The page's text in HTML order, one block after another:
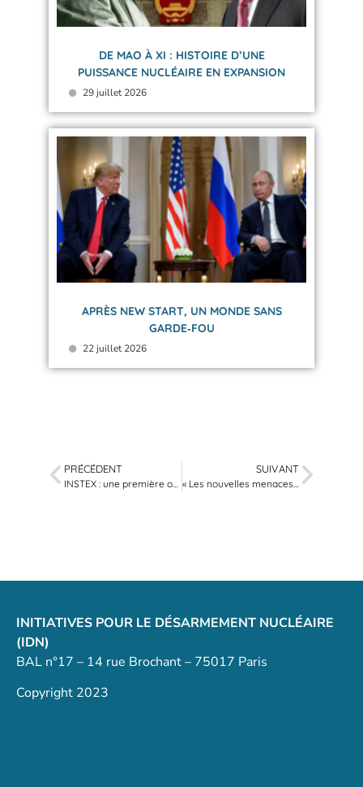
DE MAO À XI : HISTOIRE D’UNE
PUISSANCE NUCLÉAIRE EN EXPANSION
29 juillet 2026
APRÈS NEW START, UN MONDE SANS
GARDE‑FOU
22 juillet 2026
PRÉCÉDENT SUIVANT
INITIATIVES POUR LE DÉSARMEMENT NUCLÉAIRE
(IDN)
BAL n°17 – 14 rue Brochant – 75017 Paris
Copyright 2023